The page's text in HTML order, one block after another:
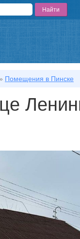
» Помещения в Пинске